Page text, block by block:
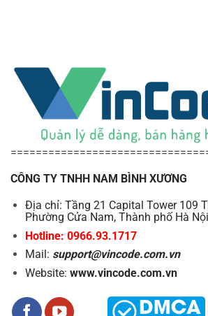
CÔNG TY TNHH NAM BÌNH XƯƠNG
Địa chỉ: Tầng 21 Capital Tower 109
Phường Cửa Nam, Thành phố Hà
Hotline: 0966.93.1717
Mail: support@vincode.com.vn
Website: www.vincode.com.vn